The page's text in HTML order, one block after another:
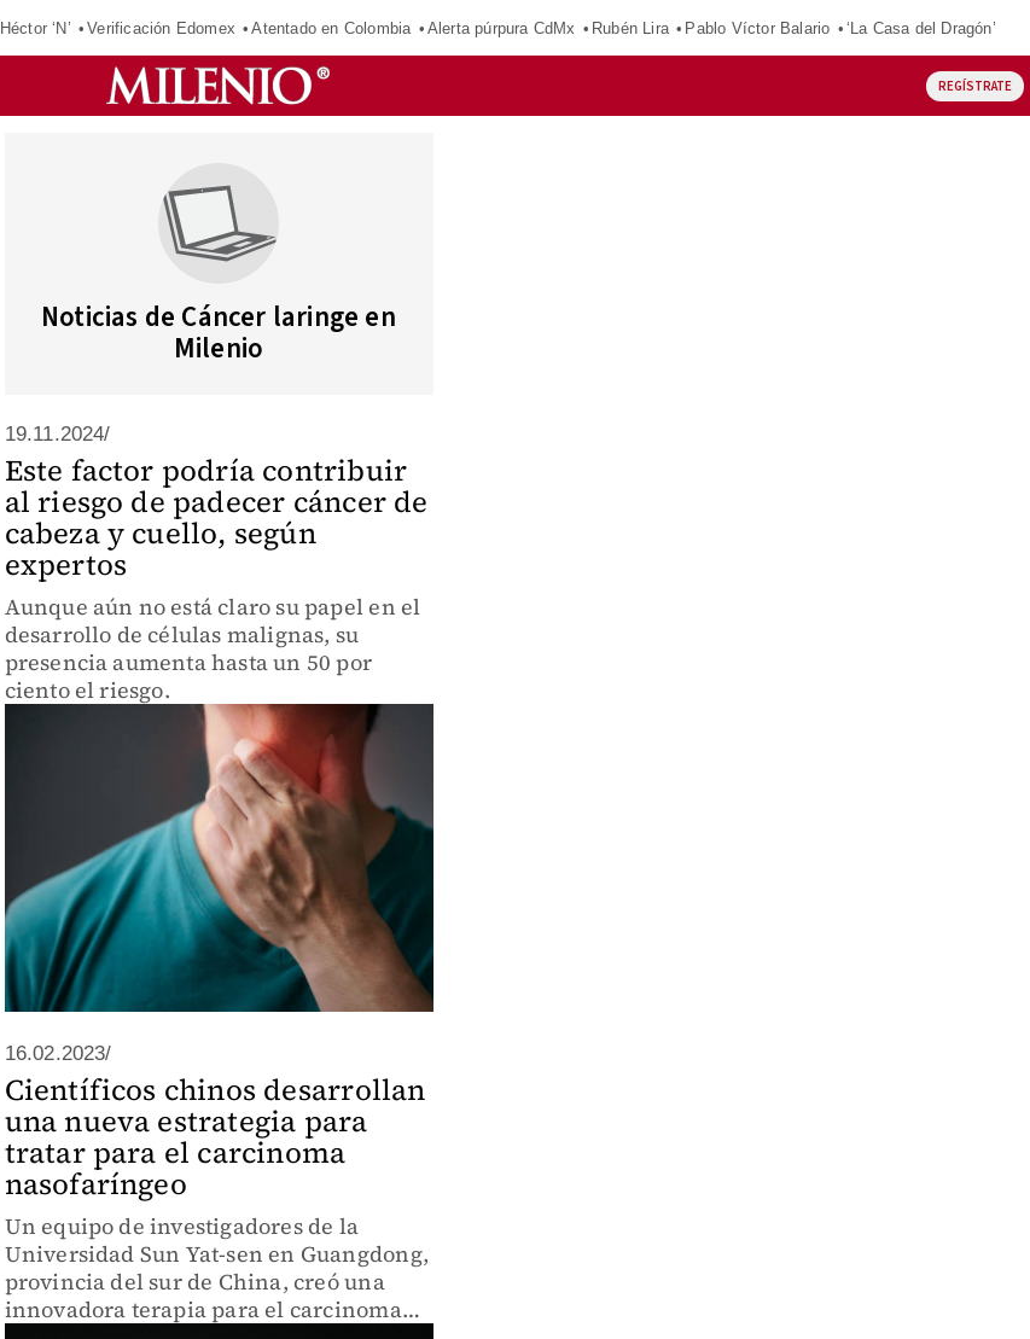
Héctor ‘N’ Verificación Edomex Atentado en Colombia Alerta púrpura CdMx Rubén Lira Pablo Víctor Balario ‘La Casa del Dragón’
REGÍSTRATE
Noticias de Cáncer laringe en
Milenio
19.11.2024/
Este factor podría contribuir
al riesgo de padecer cáncer de
cabeza y cuello, según
expertos
Aunque aún no está claro su papel en el
desarrollo de células malignas, su
presencia aumenta hasta un 50 por
ciento el riesgo.
16.02.2023/
Científicos chinos desarrollan
una nueva estrategia para
tratar para el carcinoma
nasofaríngeo
Un equipo de investigadores de la
Universidad Sun Yat-sen en Guangdong,
provincia del sur de China, creó una
innovadora terapia para el carcinoma